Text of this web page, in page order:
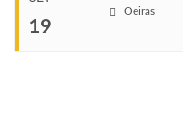
VENUE
Set 11, 2026
19
Oeiras